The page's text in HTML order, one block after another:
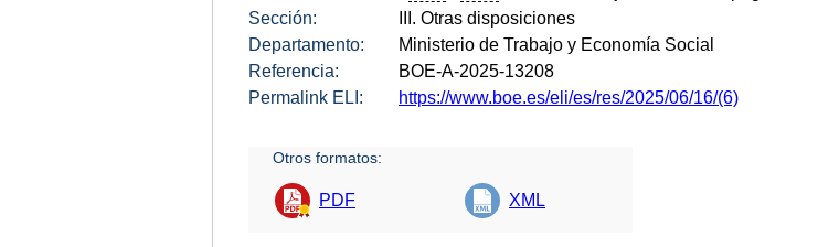
Sección:
III. Otras disposiciones
Departamento:
Ministerio de Trabajo y Economía Social
Referencia:
BOE-A-2025-13208
Permalink ELI:
https://www.boe.es/eli/es/res/2025/06/16/(6)
Otros formatos:
PDF XML